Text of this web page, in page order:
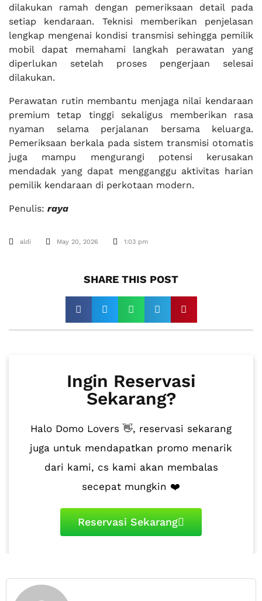
dilakukan ramah dengan pemeriksaan detail pada
setiap kendaraan. Teknisi memberikan penjelasan
lengkap mengenai kondisi transmisi sehingga pemilik
mobil dapat memahami langkah perawatan yang
diperlukan setelah proses pengerjaan selesai
dilakukan.
Perawatan rutin membantu menjaga nilai kendaraan
premium tetap tinggi sekaligus memberikan rasa
nyaman selama perjalanan bersama keluarga.
Pemeriksaan berkala pada sistem transmisi otomatis
juga mampu mengurangi potensi kerusakan
mendadak yang dapat mengganggu aktivitas harian
pemilik kendaraan di perkotaan modern.
Penulis: raya
aldi May 20, 2026 1:03 pm
SHARE THIS POST​
Ingin Reservasi
Sekarang?
Halo Domo Lovers 👋, reservasi sekarang
juga untuk mendapatkan promo menarik
dari kami, cs kami akan membalas
secepat mungkin ❤️
Reservasi Sekarang